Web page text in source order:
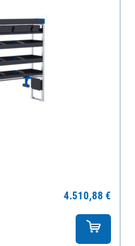
4.510,88 €